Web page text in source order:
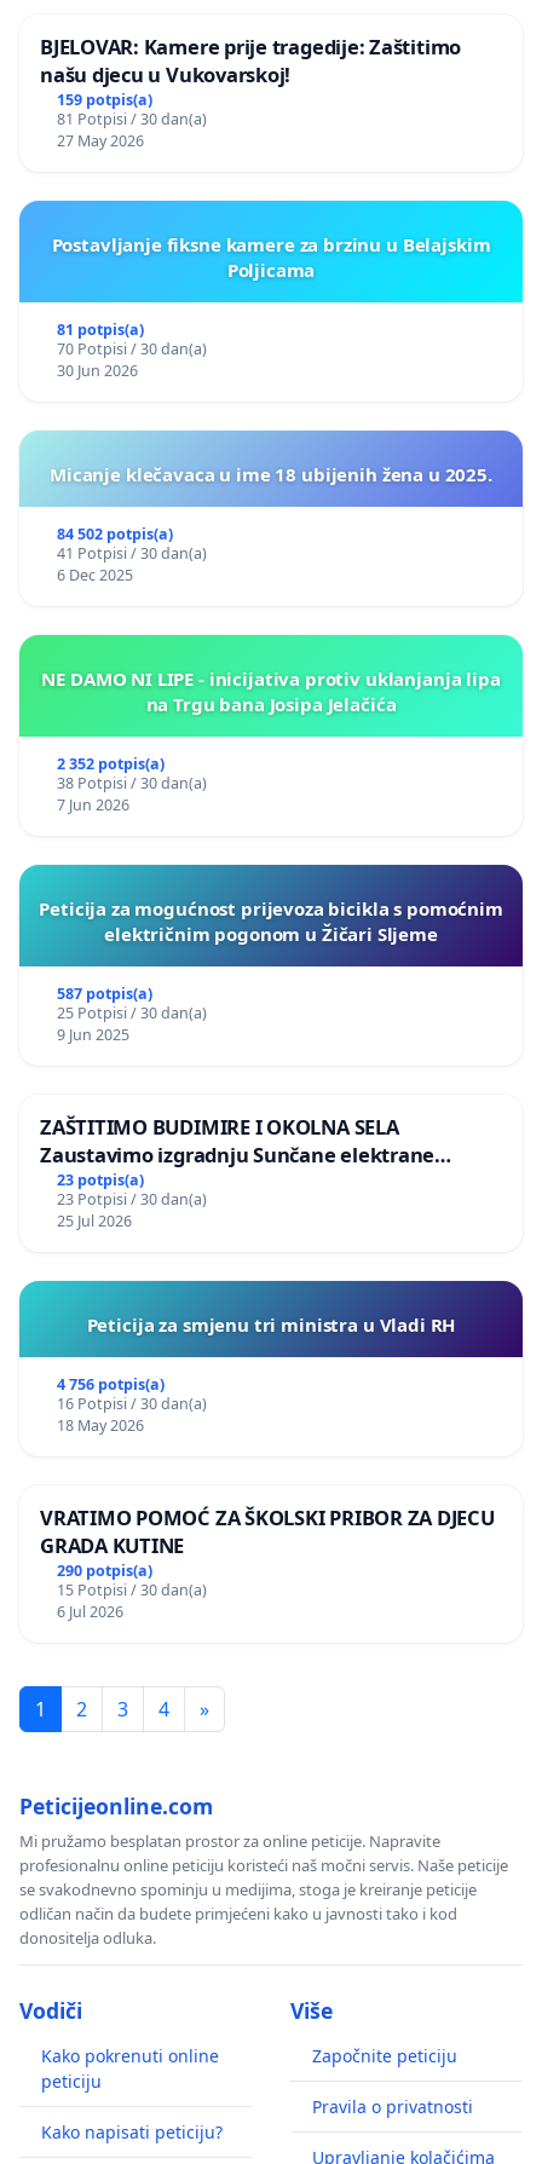
BJELOVAR: Kamere prije tragedije: Zaštitimo
našu djecu u Vukovarskoj!
159 potpis(a)
81 Potpisi / 30 dan(a)
27 May 2026
Postavljanje fiksne kamere za brzinu u Belajskim
Poljicama
81 potpis(a)
70 Potpisi / 30 dan(a)
30 Jun 2026
Micanje klečavaca u ime 18 ubijenih žena u 2025.
84 502 potpis(a)
41 Potpisi / 30 dan(a)
6 Dec 2025
NE DAMO NI LIPE - inicijativa protiv uklanjanja lipa
na Trgu bana Josipa Jelačića
2 352 potpis(a)
38 Potpisi / 30 dan(a)
7 Jun 2026
Peticija za mogućnost prijevoza bicikla s pomoćnim
električnim pogonom u Žičari Sljeme
587 potpis(a)
25 Potpisi / 30 dan(a)
9 Jun 2025
ZAŠTITIMO BUDIMIRE I OKOLNA SELA
Zaustavimo izgradnju Sunčane elektrane
Vedrine na području Ugljana
23 potpis(a)
23 Potpisi / 30 dan(a)
25 Jul 2026
Peticija za smjenu tri ministra u Vladi RH
4 756 potpis(a)
16 Potpisi / 30 dan(a)
18 May 2026
VRATIMO POMOĆ ZA ŠKOLSKI PRIBOR ZA DJECU
GRADA KUTINE
290 potpis(a)
15 Potpisi / 30 dan(a)
6 Jul 2026
1 2 3 4 »
Peticijeonline.com
Mi pružamo besplatan prostor za online peticije. Napravite
profesionalnu online peticiju koristeći naš močni servis. Naše peticije
se svakodnevno spominju u medijima, stoga je kreiranje peticije
odličan način da budete primjećeni kako u javnosti tako i kod
donositelja odluka.
Vodiči
Kako pokrenuti online
peticiju
Kako napisati peticiju?
Više
Započnite peticiju
Pravila o privatnosti
Upravljanje kolačićima